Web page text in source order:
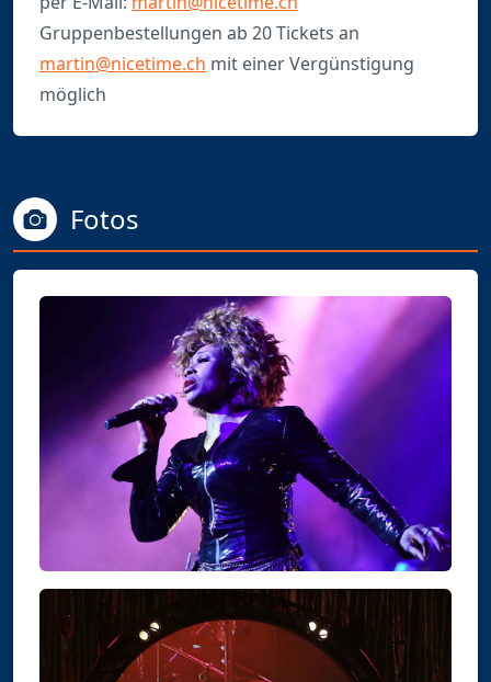
Gruppenbestellungen ab 20 Tickets an
martin@nicetime.ch mit einer Vergünstigung
möglich
Fotos